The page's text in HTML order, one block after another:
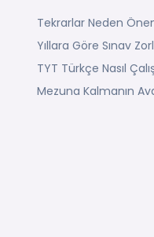
Tekrarlar Neden
Yıllara Göre Sınav
TYT Türkçe Nasıl
Mezuna Kalmanın